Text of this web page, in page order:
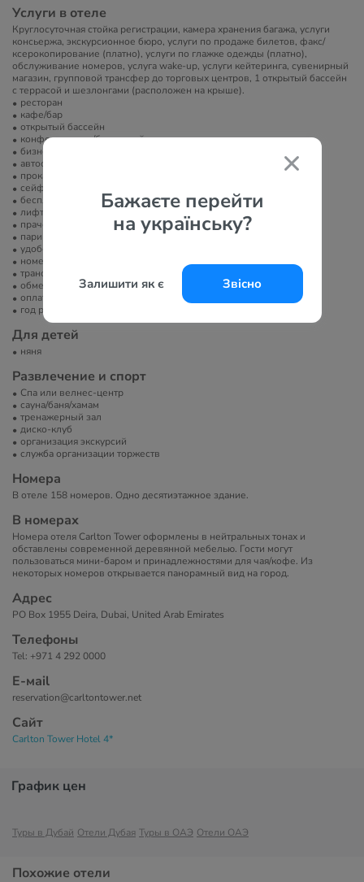
Бажаєте перейти
на українську?
Залишити як є Звісно
Услуги в отеле
Круглосуточная стойка регистрации, камера хранения багажа, услуги
консьержа, экскурсионное бюро, услуги по продаже билетов, факс/
ксерокопирование (платно), услуги по глажке одежды (платно),
обслуживание номеров, услуга wake-up, услуги кейтеринга, сувенирный
магазин, групповой трансфер до торговых центров, 1 открытый бассейн
с террасой и шезлонгами (расположен на крыше).
ресторан
кафе/бар
открытый бассейн
конференц-зал/банкетный зал
бизнес-центр
автостоянка
прокат автомобилей
сейф
бесплатный Wi-Fi
лифт
прачечная
парикмахерская/салон красоты
удобства для людей с инвалидностью
номера для некурящих
трансфер в/из аэропорта
обмен валют
оплата платежными картами
год реновации
Для детей
няня
Развлечение и спорт
Спа или велнес-центр
сауна/баня/хамам
тренажерный зал
диско-клуб
организация экскурсий
служба организации торжеств
Номера
В отеле 158 номеров. Одно десятиэтажное здание.
В номерах
Номера отеля Carlton Tower оформлены в нейтральных тонах и
обставлены современной деревянной мебелью. Гости могут
пользоваться мини-баром и принадлежностями для чая/кофе. Из
некоторых номеров открывается панорамный вид на город.
Адрес
PO Box 1955 Deira, Dubai, United Arab Emirates
Телефоны
Tel: +971 4 292 0000
Е-маil
reservation@carltontower.net
Сайт
Carlton Tower Hotel 4*
График цен
Туры в Дубай Отели Дубая Туры в ОАЭ Отели ОАЭ
Похожие отели